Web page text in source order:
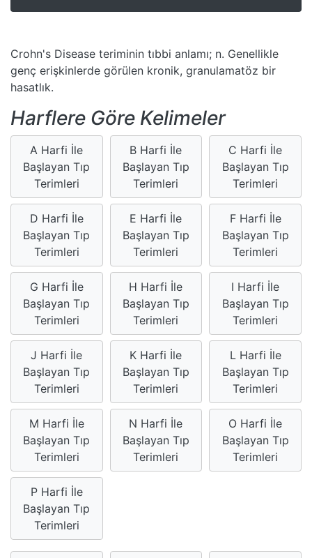
Crohn's Disease teriminin tıbbi anlamı; n. Genellikle
genç erişkinlerde görülen kronik, granulamatöz bir
hasatlık.
Harflere Göre Kelimeler
A Harfi İle
Başlayan Tıp
Terimleri
B Harfi İle
Başlayan Tıp
Terimleri
C Harfi İle
Başlayan Tıp
Terimleri
D Harfi İle
Başlayan Tıp
Terimleri
E Harfi İle
Başlayan Tıp
Terimleri
F Harfi İle
Başlayan Tıp
Terimleri
G Harfi İle
Başlayan Tıp
Terimleri
H Harfi İle
Başlayan Tıp
Terimleri
I Harfi İle
Başlayan Tıp
Terimleri
J Harfi İle
Başlayan Tıp
Terimleri
K Harfi İle
Başlayan Tıp
Terimleri
L Harfi İle
Başlayan Tıp
Terimleri
M Harfi İle
Başlayan Tıp
Terimleri
N Harfi İle
Başlayan Tıp
Terimleri
O Harfi İle
Başlayan Tıp
Terimleri
P Harfi İle
Başlayan Tıp
Terimleri